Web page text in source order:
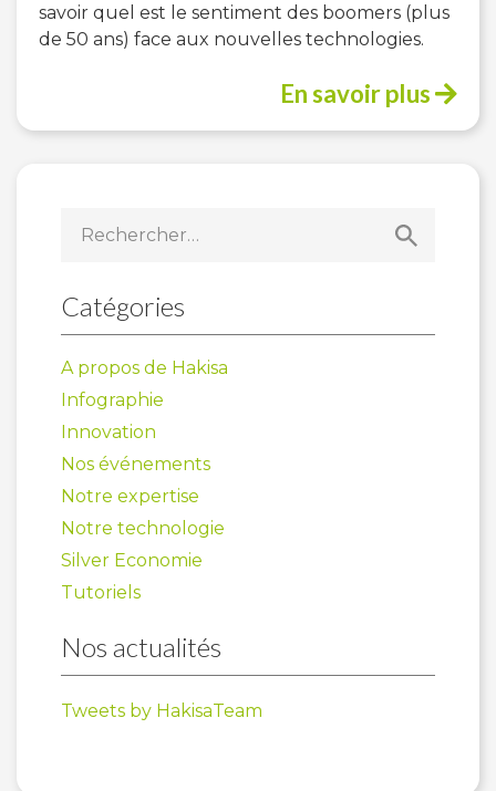
savoir quel est le sentiment des boomers (plus
de 50 ans) face aux nouvelles technologies.
En savoir plus
Catégories
A propos de Hakisa
Infographie
Innovation
Nos événements
Notre expertise
Notre technologie
Silver Economie
Tutoriels
Nos actualités
Tweets by HakisaTeam